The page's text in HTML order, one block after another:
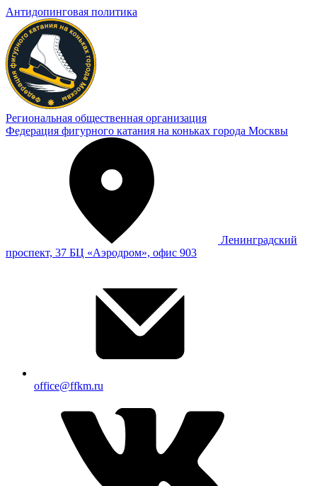
Антидопинговая политика
Региональная общественная организация
Федерация фигурного катания на коньках города Москвы
Ленинградский
проспект, 37 БЦ «Аэродром», офис 903
office@ffkm.ru